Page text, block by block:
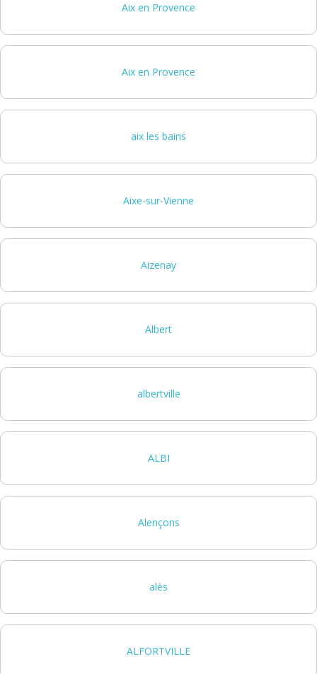
Aix en Provence
Aix en Provence
aix les bains
Aixe-sur-Vienne
Aizenay
Albert
albertville
ALBI
Alençons
alès
ALFORTVILLE